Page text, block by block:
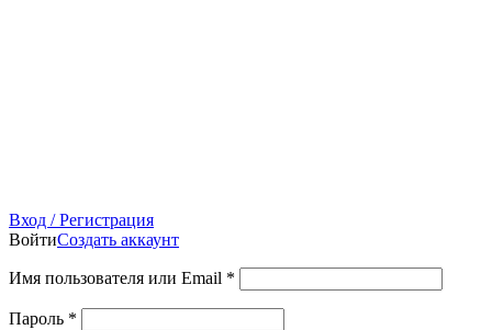
Вход / Регистрация
ВойтиСоздать аккаунт
Имя пользователя или Email *
Пароль *